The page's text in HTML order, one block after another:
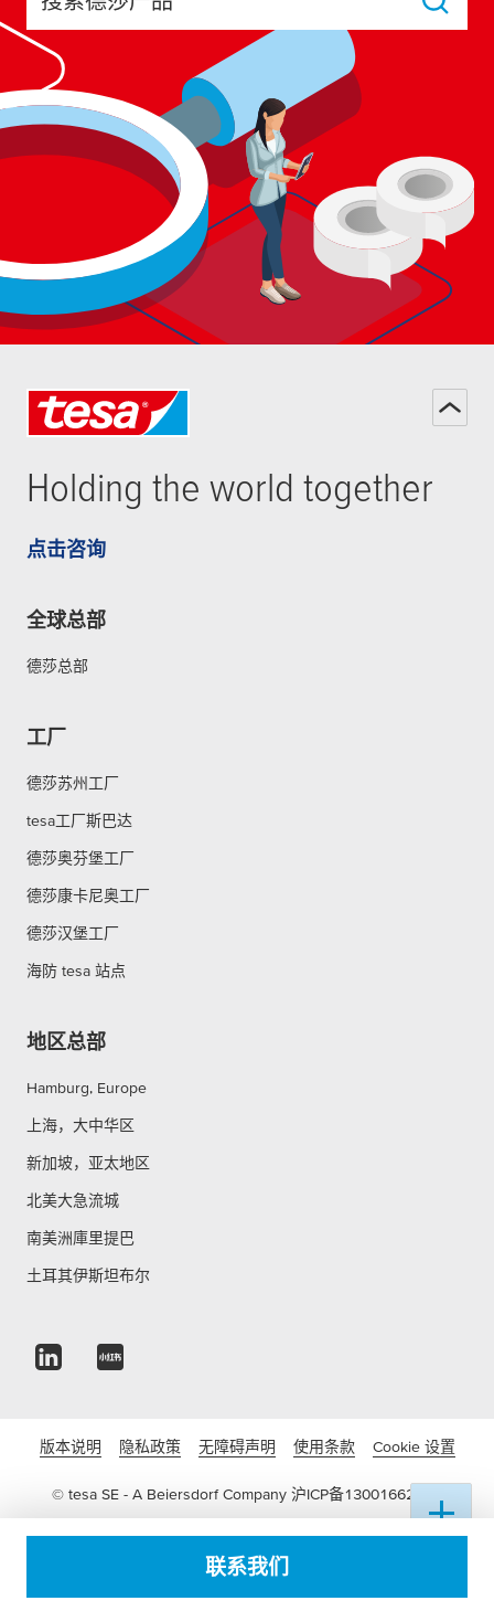
联系我们
搜索德莎产品
Holding the world together
点击咨询
全球总部
德莎总部
工厂
德莎苏州工厂
tesa工厂斯巴达
德莎奥芬堡工厂
德莎康卡尼奥工厂
德莎汉堡工厂
海防 tesa 站点
地区总部
Hamburg, Europe
上海，大中华区
新加坡，亚太地区
北美大急流城
南美洲庫里提巴
土耳其伊斯坦布尔
版本说明 隐私政策 无障碍声明 使用条款 Cookie 设置
© tesa SE - A Beiersdorf Company 沪ICP备13001662号-3
沪公网安备 31011502016822号